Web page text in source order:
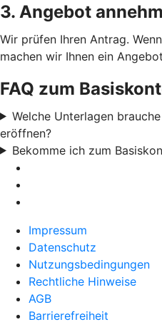
3. Angebot
Wir prüfen Ihren Antrag.
machen wir Ihnen ein
FAQ zum
Welche Unterlagen
eröffnen?
Bekomme ich zum
Impressum
Datenschutz
Nutzungsbedingungen
Rechtliche Hinweise
AGB
Barrierefreiheit